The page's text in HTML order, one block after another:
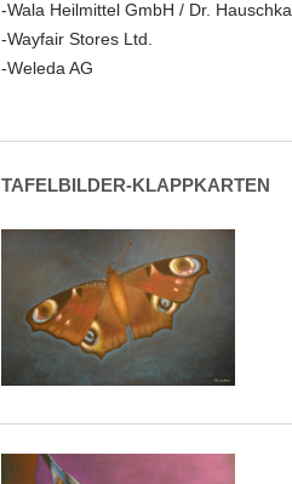
-Wala Heilmittel GmbH / Dr. Hauschka
-Wayfair Stores Ltd.
-Weleda AG
TAFELBILDER-KLAPPKARTEN